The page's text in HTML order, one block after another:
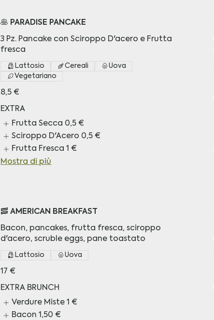
🥞 PARADISE PANCAKE
3 Pz. Pancake con Sciroppo D'acero e Frutta
fresca
8,5 €
Lattosio Cereali
Uova
Vegetariano
EXTRA
Frutta Secca 0,5 €
Sciroppo D'Acero 0,5 €
Frutta Fresca 1 €
Mostra di più
🥓 AMERICAN BREAKFAST
Bacon, pancakes, frutta fresca, sciroppo
d'acero, scruble eggs, pane toastato
17 €
Lattosio Uova
EXTRA BRUNCH
Verdure Miste 1 €
Bacon 1,50 €